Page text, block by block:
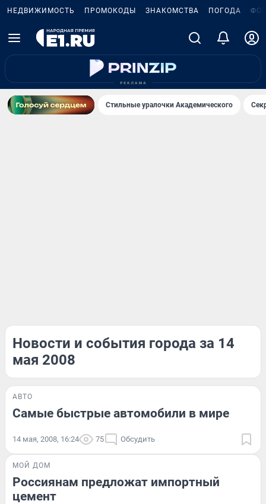
НЕДВИЖИМОСТЬ ПРОМОКОДЫ ЗНАКОМСТВА ПОГОДА
Стильные уралочки Академического
Новости и события города за 14
мая 2008
АВТО
Самые быстрые автомобили в мире
14 мая, 2008, 16:24 75 Обсудить
МОЙ ДОМ
Россиянам предложат импортный
цемент